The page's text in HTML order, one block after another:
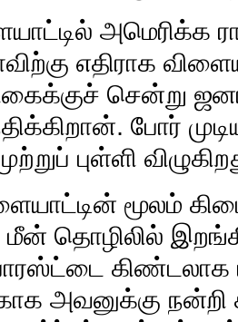
அமெரிக்க
எதிராக
சென்று
போர்
புள்ளி
மூலம்
மீன் தொழிலில்
கிண்டலாக
அவனுக்கு நன்றி